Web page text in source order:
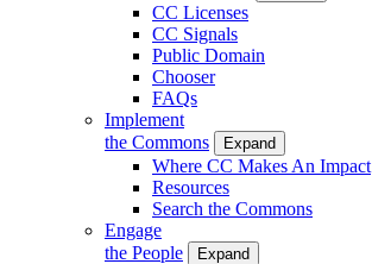
CC Licenses
CC Signals
Public Domain
Chooser
FAQs
Implement
the Commons
Expand
Where CC Makes An Impact
Resources
Search the Commons
Engage
the People
Expand